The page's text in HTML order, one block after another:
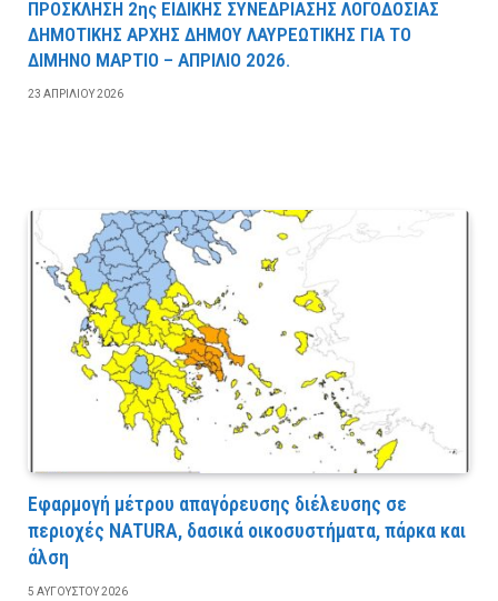
ΠΡΟΣΚΛΗΣΗ 2ης ΕΙΔΙΚΗΣ ΣΥΝΕΔΡΙΑΣΗΣ ΛΟΓΟΔΟΣΙΑΣ
ΔΗΜΟΤΙΚΗΣ ΑΡΧΗΣ ΔΗΜΟΥ ΛΑΥΡΕΩΤΙΚΗΣ ΓΙΑ ΤΟ
ΔΙΜΗΝΟ ΜΑΡΤΙΟ – ΑΠΡΙΛΙΟ 2026.
23 ΑΠΡΙΛΊΟΥ 2026
Εφαρμογή μέτρου απαγόρευσης διέλευσης σε
περιοχές NATURA, δασικά οικοσυστήματα, πάρκα και
άλση
5 ΑΥΓΟΎΣΤΟΥ 2026